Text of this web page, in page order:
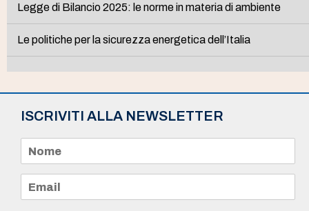
Legge di Bilancio 2025: le norme in materia di ambiente
Le politiche per la sicurezza energetica dell’Italia
ISCRIVITI ALLA NEWSLETTER
m
e
a